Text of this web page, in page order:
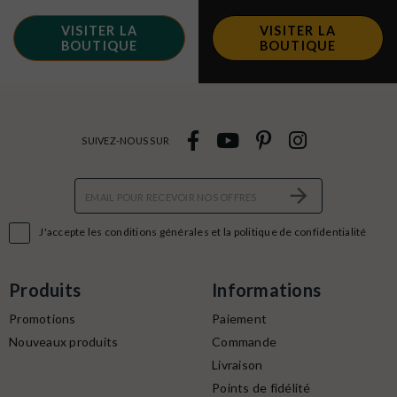
VISITER LA
BOUTIQUE
VISITER LA
BOUTIQUE
J'accepte les conditions générales et la politique de confidentialité
SUIVEZ-NOUS SUR
Produits
Promotions
Nouveaux produits
Informations
Paiement
Commande
Livraison
Points de fidélité